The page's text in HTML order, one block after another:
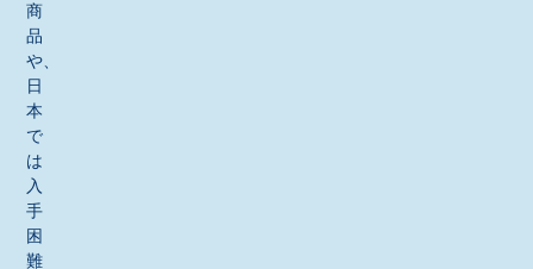
商
品
や、
日
本
で
は
入
手
困
難